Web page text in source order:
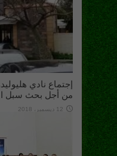
إجتماع نادي
من أجل بحث سبل
12 ديسمبر، 2018